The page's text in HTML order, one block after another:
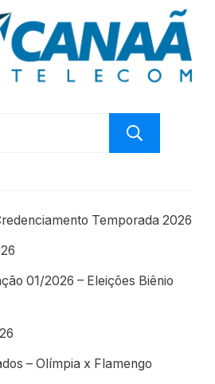
Temporada 2026
01/2026 – Eleições Biênio
– Olímpia x Flamengo